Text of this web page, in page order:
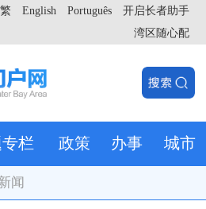
开启长者助手
Português
English
繁
湾区随心配
栏 政策 办事 城市
闻